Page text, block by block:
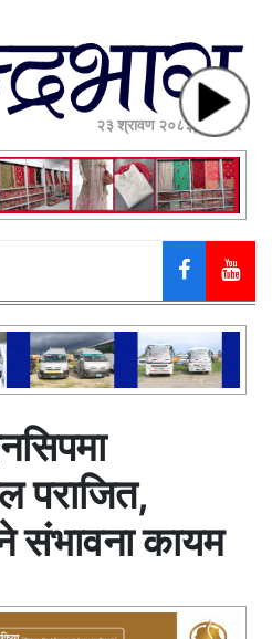
२३ श्रावण २०८३, शनिबार
पराजित,
संभावना कायम